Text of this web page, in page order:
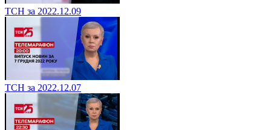
ТСН за 2022.12.09
ТСН за 2022.12.07